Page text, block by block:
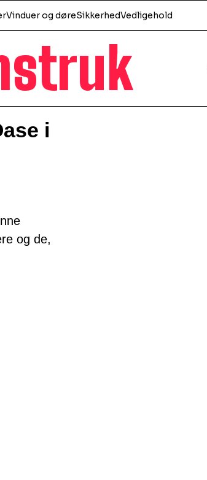
Vinduer og døreSikkerhedVedligehold
i
og de,